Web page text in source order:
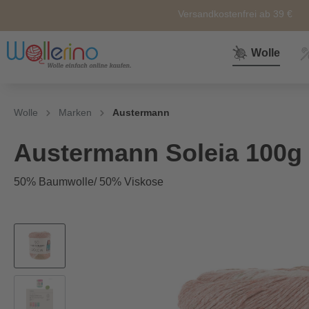
Versandkostenfrei ab 39 €
Wolle
Neuheiten
Zubehör
Wolle
Nähkörbe &
Nähkästen
Reperatur
Alle
Wolle Marken Austermann
Austermann Soleia 100g
50% Baumwolle/ 50% Viskose